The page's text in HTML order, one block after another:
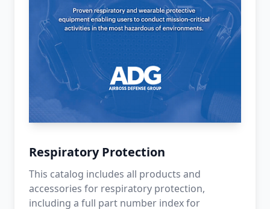
Respiratory Protection
This catalog includes all products and
accessories for respiratory protection,
including a full part number index for